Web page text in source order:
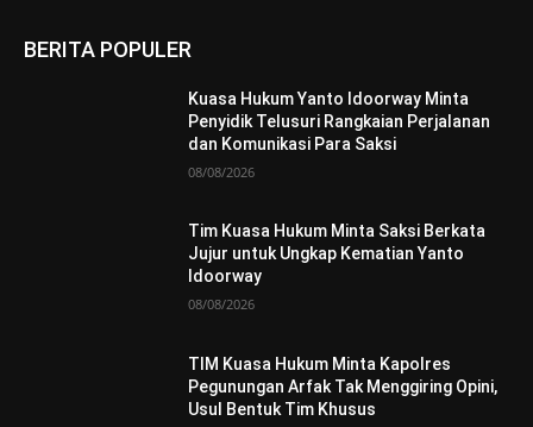
BERITA POPULER
Kuasa Hukum Yanto Idoorway Minta
Penyidik Telusuri Rangkaian Perjalanan
dan Komunikasi Para Saksi
08/08/2026
Tim Kuasa Hukum Minta Saksi Berkata
Jujur untuk Ungkap Kematian Yanto
Idoorway
08/08/2026
TIM Kuasa Hukum Minta Kapolres
Pegunungan Arfak Tak Menggiring Opini,
Usul Bentuk Tim Khusus